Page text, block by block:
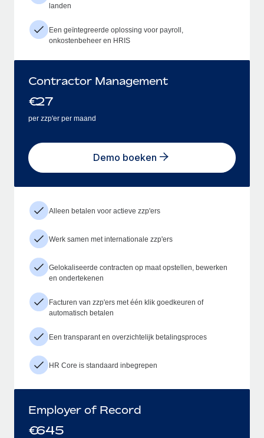
landen
Een geïntegreerde oplossing voor payroll,
onkostenbeheer en HRIS
Contractor Management
€27
per zzp'er per maand
Demo boeken
Alleen betalen voor actieve zzp'ers
Werk samen met internationale zzp'ers
Gelokaliseerde contracten op maat opstellen, bewerken
en ondertekenen
Facturen van zzp'ers met één klik goedkeuren of
automatisch betalen
Een transparant en overzichtelijk betalingsproces
HR Core is standaard inbegrepen
Employer of Record
€645